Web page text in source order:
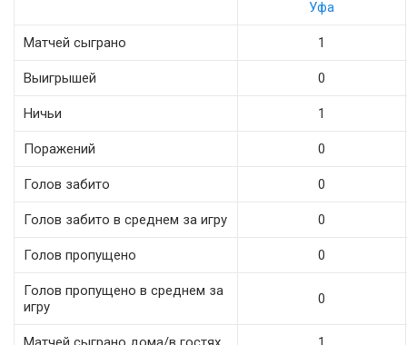
Уфа
Матчей сыграно 1
Выигрышей 0
Ничьи 1
Поражений 0
Голов забито 0
Голов забито в среднем за игру 0
Голов пропущено 0
Голов пропущено в среднем за
игру
0